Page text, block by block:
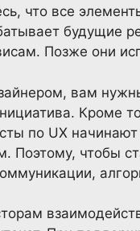
что все
будущие
Позже они
вам
Кроме
по UX
Поэтому, чтобы